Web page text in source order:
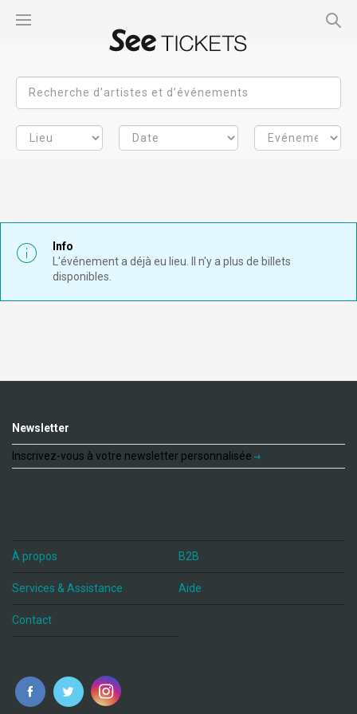
Info
L'événement a déjà eu lieu. Il n'y a plus de billets
disponibles.
Newsletter
Inscrivez-vous à votre newsletter personnalisée
À propos B2B
Services & Assistance Aide
Contact
fr